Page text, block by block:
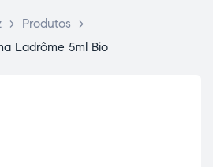
> Produtos
>
Ladrôme 5ml Bio